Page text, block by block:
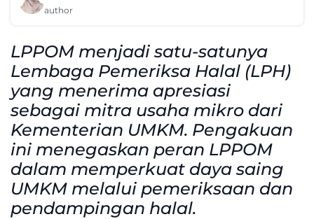
author
LPPOM menjadi satu-satunya
Lembaga Pemeriksa Halal (LPH)
yang menerima apresiasi
sebagai mitra usaha mikro dari
Kementerian UMKM. Pengakuan
ini menegaskan peran LPPOM
dalam memperkuat daya saing
UMKM melalui pemeriksaan dan
pendampingan halal.